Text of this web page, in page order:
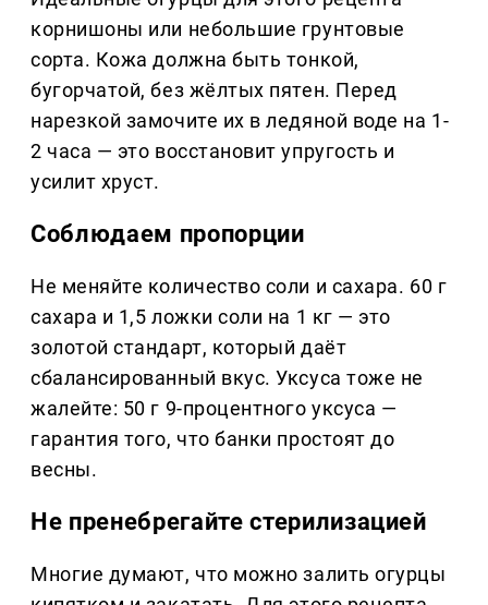
корнишоны или небольшие грунтовые
сорта. Кожа должна быть тонкой,
бугорчатой, без жёлтых пятен. Перед
нарезкой замочите их в ледяной воде на 1-
2 часа — это восстановит упругость и
усилит хруст.
Соблюдаем пропорции
Не меняйте количество соли и сахара. 60 г
сахара и 1,5 ложки соли на 1 кг — это
золотой стандарт, который даёт
сбалансированный вкус. Уксуса тоже не
жалейте: 50 г 9-процентного уксуса —
гарантия того, что банки простоят до
весны.
Не пренебрегайте стерилизацией
Многие думают, что можно залить огурцы